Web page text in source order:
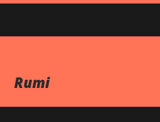
Rumi